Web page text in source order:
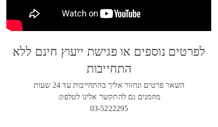
לפרטים נוספים או פגישת ייעוץ חינם ללא
התחייבות
השאר פרטים ונחזור אליך בהתחייבות עד 24 שעות
מוזמנים גם להתקשר אלינו לטלפון:
03-5222295